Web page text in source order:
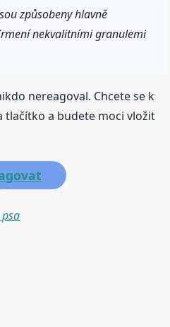
způsobeny hlavně
nekvalitními granulemi
nereagoval. Chcete se k
tlačítko a budete moci vložit